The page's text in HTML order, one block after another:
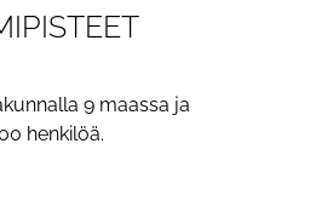
IPISTEET
9 maassa ja
henkilöä.